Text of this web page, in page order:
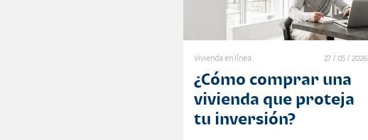
Vivienda en línea 27 / 05 / 2026
¿Cómo comprar una
vivienda que proteja
tu inversión?